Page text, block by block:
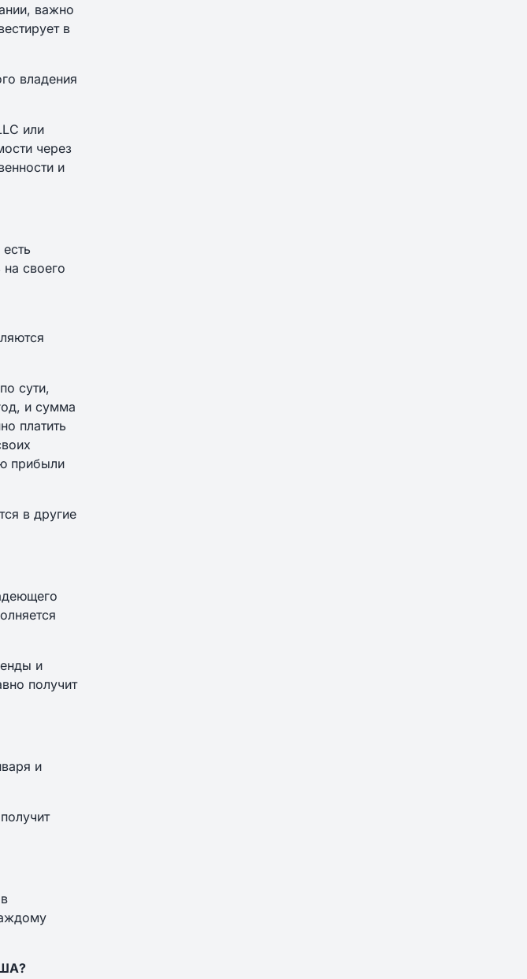
важно
в
владения
или
через
и
на своего
сути,
и сумма
платить
прибыли
в другие
и
получит
и